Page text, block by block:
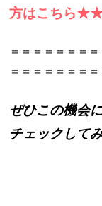
方はこちら
＝＝＝＝＝＝＝
＝＝＝＝＝＝＝
ぜひこの機会
チェックして